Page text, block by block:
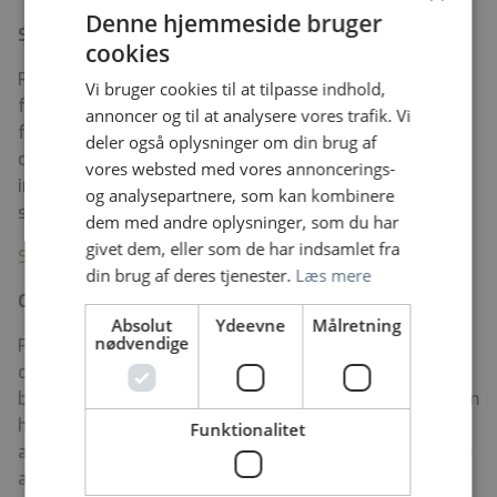
Startløn
Regionen er forpligtet til at oplyse dig om startlønnen
for stillingen. Du får oplyst grundløn, centralt
fastsatte tillæg og pension i den relevante
overenskomst. Udover startlønnen, kan lønnen
indeholde eventuelt forhandlede tillæg afhængigt af
stillingen, dine erfaringer og kvalifikationer.
Se startlønnen på regionens hjemmeside
Om Midt- og Vestsjællands Hospital
På Midt- og Vestsjællands Hospital arbejder vi hver
dag for at fremme det sunde liv ved at forebygge og
behandle i en sammenhængende sundhedsindsats. Som
hospital forener vi psykiatri og somatik. Vores mål er,
at patienter og borgere oplever gode og trygge forløb
af høj kvalitet.
Denne hjemmeside bruger
cookies
Vi bruger cookies til at tilpasse indhold,
annoncer og til at analysere vores trafik. Vi
deler også oplysninger om din brug af
vores websted med vores annoncerings-
og analysepartnere, som kan kombinere
dem med andre oplysninger, som du har
givet dem, eller som de har indsamlet fra
din brug af deres tjenester. Læs mere
Absolut
nødvendige
Ydeevne Målretning
Funktionalitet